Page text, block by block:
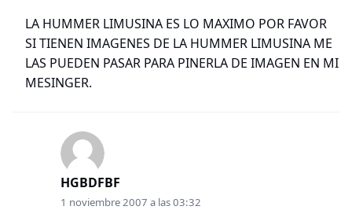
LA HUMMER LIMUSINA ES LO MAXIMO POR FAVOR
SI TIENEN IMAGENES DE LA HUMMER LIMUSINA ME
LAS PUEDEN PASAR PARA PINERLA DE IMAGEN EN MI
MESINGER.
HGBDFBF
1 noviembre 2007 a las 03:32